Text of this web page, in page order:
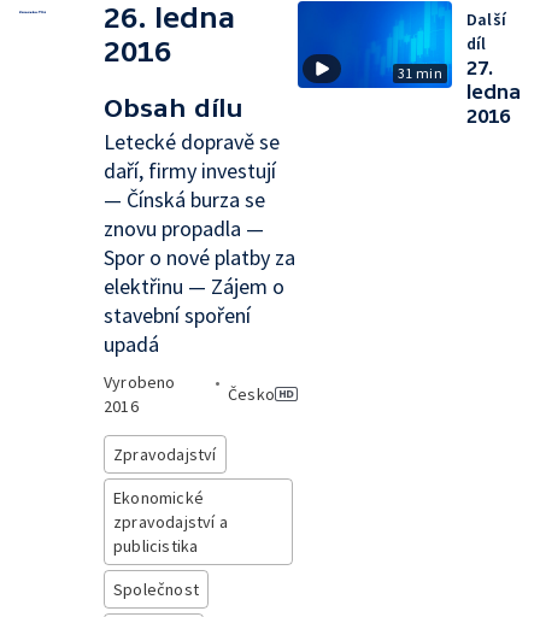
26. ledna
2016
Obsah dílu
Letecké dopravě se
daří, firmy investují
— Čínská burza se
znovu propadla —
Spor o nové platby za
elektřinu — Zájem o
stavební spoření
upadá
Vyrobeno
2016
•
Česko
Zpravodajství
Ekonomické
zpravodajství a
publicistika
Společnost
31 min
Další
díl
27.
ledna
2016